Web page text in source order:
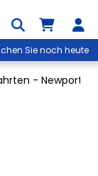
Sie noch heute
- Newport